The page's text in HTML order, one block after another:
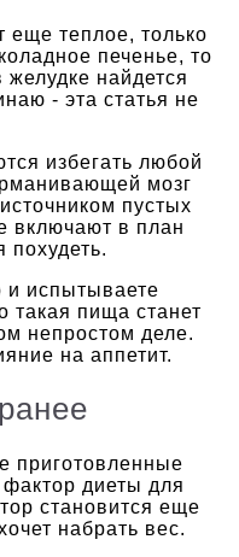
еще теплое, только
печенье, то
найдется
- эта статья не
избегать любой
мозг
пустых
включают в план
и испытываете
такая пища станет
непростом деле.
на аппетит.
приготовленные
диеты для
становится еще
набрать вес.